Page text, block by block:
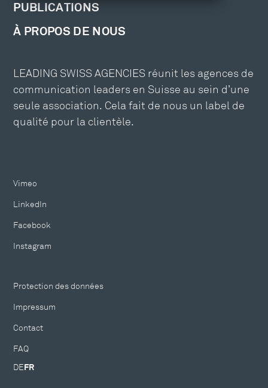
PUBLICATIONS
À PROPOS DE NOUS
LEADING SWISS AGENCIES réunit les agences de
communication leaders en Suisse au sein d’une
seule association. Cela fait de nous un label de
qualité pour la clientèle.
Vimeo
LinkedIn
Facebook
Instagram
Protection des données
Impressum
Contact
FAQ
DE FR